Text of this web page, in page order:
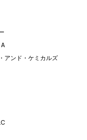
アンド・ケミカルズ